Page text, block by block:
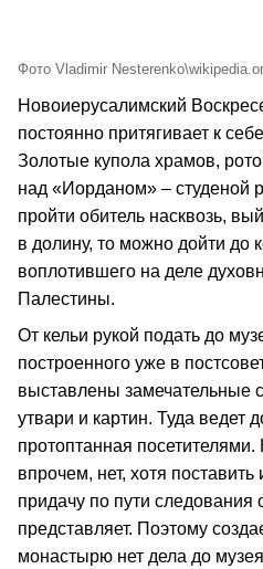
Фото Vladimir
Новоиерусалимский
постоянно притягивает к
Золотые купола храмов,
над «Иорданом» – студеной
пройти обитель насквозь,
в долину, то можно дойти до
воплотившего на деле
Палестины.
От кельи рукой подать до
построенного уже в
выставлены замечательные
утвари и картин. Туда ведет
протоптанная посетителями.
впрочем, нет, хотя поставить
придачу по пути следования
представляет. Поэтому
монастырю нет дела до